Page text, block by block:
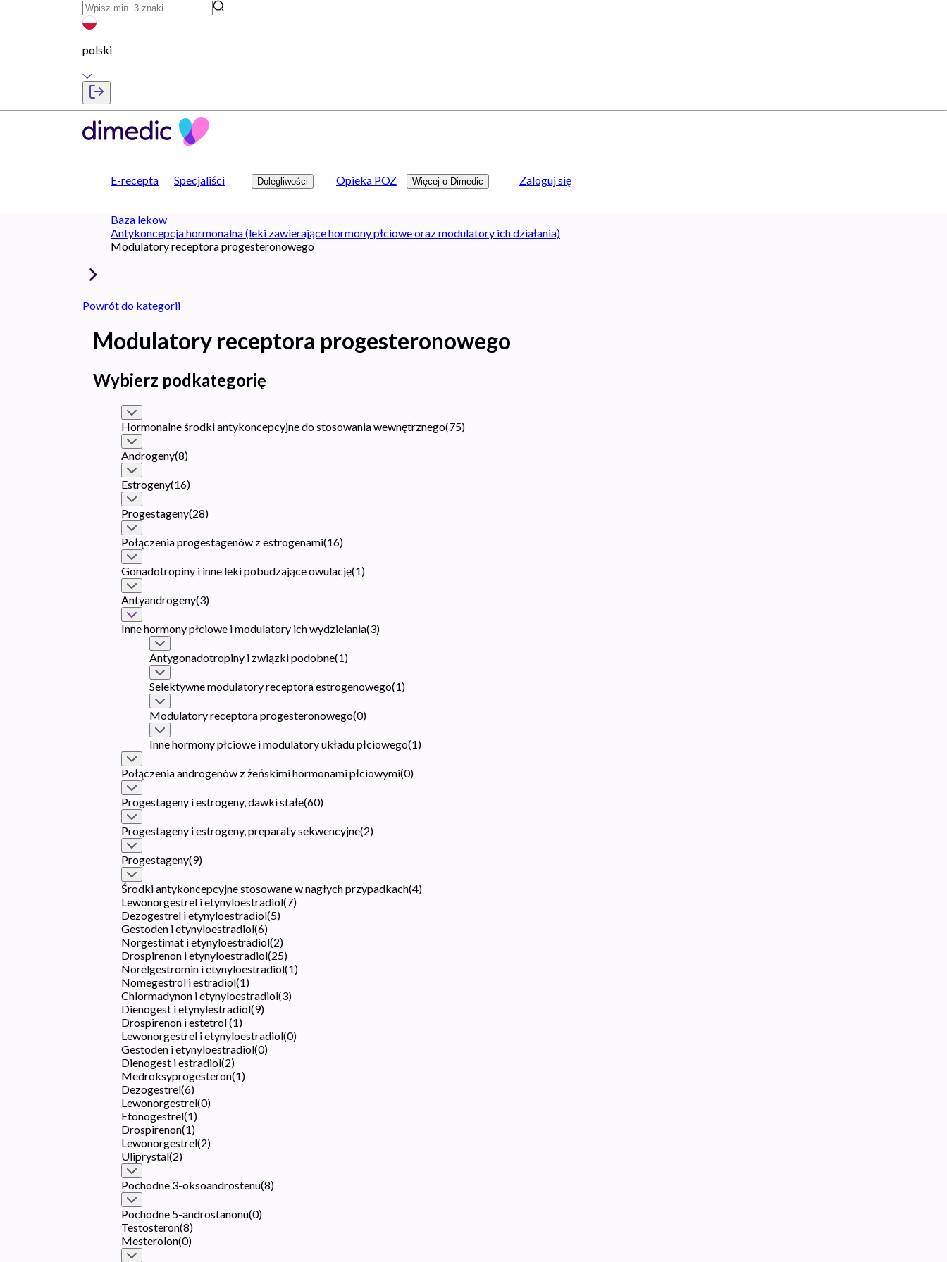
polski
E-recepta Specjaliści Dolegliwości Opieka POZ Więcej o Dimedic Zaloguj się
Baza lekow
Antykoncepcja hormonalna (leki zawierające hormony płciowe oraz modulatory ich działania)
Modulatory receptora progesteronowego
Powrót do kategorii
Modulatory receptora progesteronowego
Wybierz podkategorię
Hormonalne środki antykoncepcyjne do stosowania wewnętrznego(75)
Androgeny(8)
Estrogeny(16)
Progestageny(28)
Połączenia progestagenów z estrogenami(16)
Gonadotropiny i inne leki pobudzające owulację(1)
Antyandrogeny(3)
Inne hormony płciowe i modulatory ich wydzielania(3)
Antygonadotropiny i związki podobne(1)
Selektywne modulatory receptora estrogenowego(1)
Modulatory receptora progesteronowego(0)
Inne hormony płciowe i modulatory układu płciowego(1)
Połączenia androgenów z żeńskimi hormonami płciowymi(0)
Progestageny i estrogeny, dawki stałe(60)
Progestageny i estrogeny, preparaty sekwencyjne(2)
Progestageny(9)
Środki antykoncepcyjne stosowane w nagłych przypadkach(4)
Lewonorgestrel i etynyloestradiol(7)
Dezogestrel i etynyloestradiol(5)
Gestoden i etynyloestradiol(6)
Norgestimat i etynyloestradiol(2)
Drospirenon i etynyloestradiol(25)
Norelgestromin i etynyloestradiol(1)
Nomegestrol i estradiol(1)
Chlormadynon i etynyloestradiol(3)
Dienogest i etynylestradiol(9)
Drospirenon i estetrol(1)
Lewonorgestrel i etynyloestradiol(0)
Gestoden i etynyloestradiol(0)
Dienogest i estradiol(2)
Medroksyprogesteron(1)
Dezogestrel(6)
Lewonorgestrel(0)
Etonogestrel(1)
Drospirenon(1)
Lewonorgestrel(2)
Uliprystal(2)
Pochodne 3-oksoandrostenu(8)
Pochodne 5-androstanonu(0)
Testosteron(8)
Mesterolon(0)